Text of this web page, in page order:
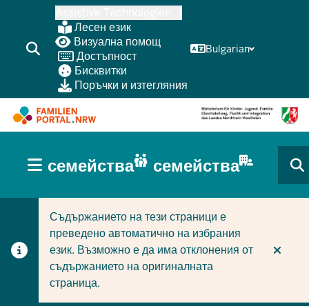
content
Лесен език
Визуална помощ
Достъпност
Бисквитки
Поръчки и изтегляния
Bulgarian
CURRENT SECTION ЗА СЕМЕЙСТВА
CURRENT SECTION ЗА ФИРМИ/ОБЩИНИ
(BÜRGERBEREICH
семейства семейства
Съдържанието на тези страници е
преведено автоматично на избрания
език. Възможно е да има отклонения от
съдържанието на оригиналната
страница.